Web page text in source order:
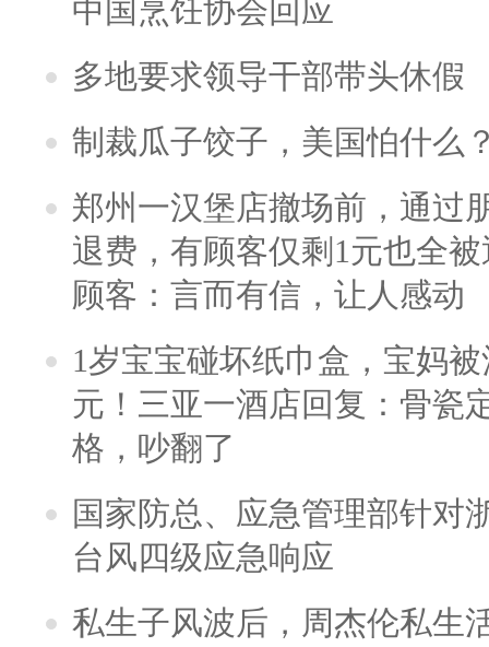
中国烹饪协会回应
多地要求领导干部带头休假
制裁瓜子饺子，美国怕什么
郑州一汉堡店撤场前，通过
退费，有顾客仅剩1元也全
顾客：言而有信，让人感动
1岁宝宝碰坏纸巾盒，宝妈
元！三亚一酒店回复：骨瓷
格，吵翻了
国家防总、应急管理部针对
台风四级应急响应
私生子风波后，周杰伦私生